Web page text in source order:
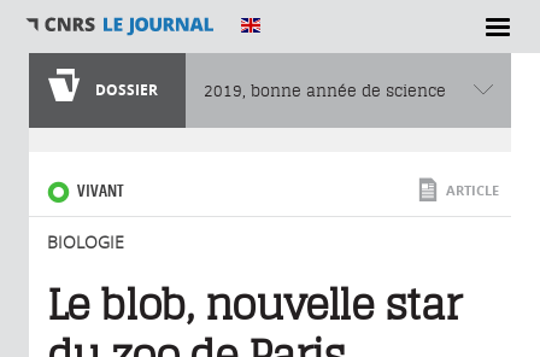
SECTIONS
DOSSIER 2019, bonne année de science
VIVANT
BIOLOGIE
ARTICLE
Le blob, nouvelle star